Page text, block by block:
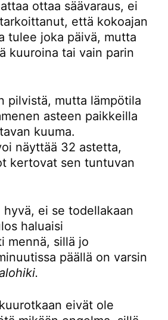
ottaa säävaraus, ei
että kokoajan
tulee joka päivä, mutta
kuuroina tai vain parin
pilvistä, mutta lämpötila
asteen paikkeilla
kuuma.
näyttää 32 astetta,
kertovat sen tuntuvan
hyvä, ei se todellakaan
haluaisi
mennä, sillä jo
päällä on varsin
eivät ole